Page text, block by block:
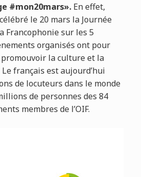
#mon20mars».En effet,
le 20 mars la Journée
Francophonie sur les 5
organisés ont pour
la culture et la
français est aujourd’hui
de locuteurs dans le monde
de personnes des 84
membres de l’OIF.